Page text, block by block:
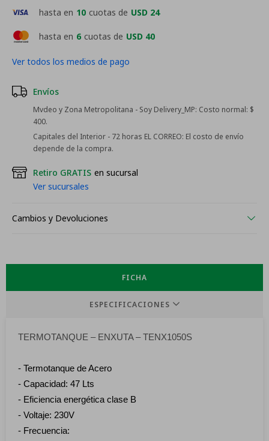
hasta en 6 cuotas de USD 40
hasta en 10 cuotas de USD 24
Ver todos los medios de pago
Envíos
Mvdeo y Zona Metropolitana - Soy Delivery_MP: Costo normal: $
400.
Capitales del Interior - 72 horas EL CORREO: El costo de envío
depende de la compra.
Retiro GRATIS en sucursal
Ver sucursales
Cambios y Devoluciones
FICHA
ESPECIFICACIONES
TERMOTANQUE – ENXUTA – TENX1050S
- Termotanque de Acero
- Capacidad: 47 Lts
- Eficiencia energética clase B
- Voltaje: 230V
- Frecuencia: